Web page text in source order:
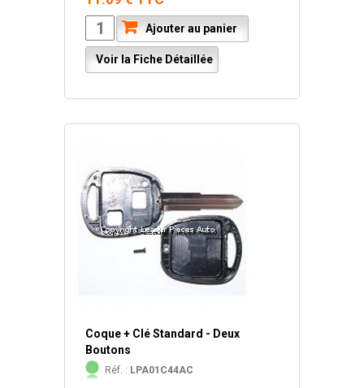
Ajouter au panier
Voir la Fiche Détaillée
Coque + Clé Standard - Deux
Boutons
Réf. : LPA01C44AC